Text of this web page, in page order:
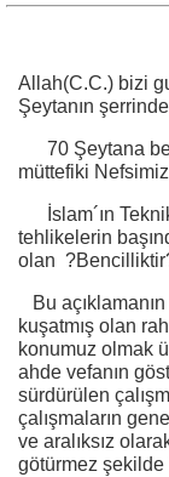
Allah(C.C.) bizi
Şeytanın
70 Şeytana
müttefiki
İslam´ın
tehlikelerin
olan
Bu açıklamanın
kuşatmış olan
konumuz olmak
ahde vefanın
sürdürülen
çalışmaların
ve aralıksız
götürmez şekilde